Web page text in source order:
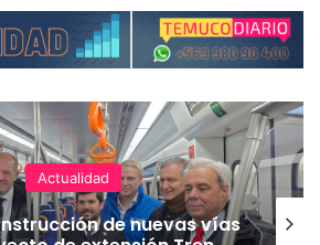
Actualidad
de nuevas vías